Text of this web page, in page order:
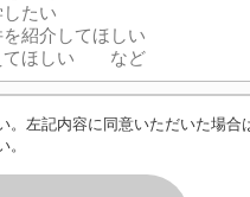
。左記内容に同意いただいた場合
。